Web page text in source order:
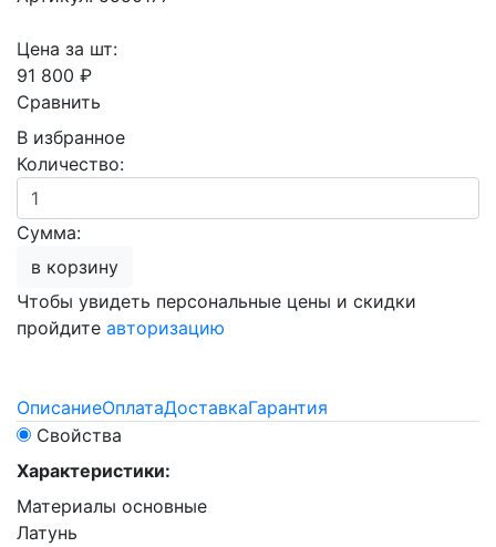
Цена за шт:
91 800 ₽
Сравнить
В избранное
Количество:
Сумма:
в корзину
Чтобы увидеть персональные цены и скидки
пройдите авторизацию
ОписаниеОплатаДоставкаГарантия
Свойства
Характеристики:
Материалы основные
Латунь